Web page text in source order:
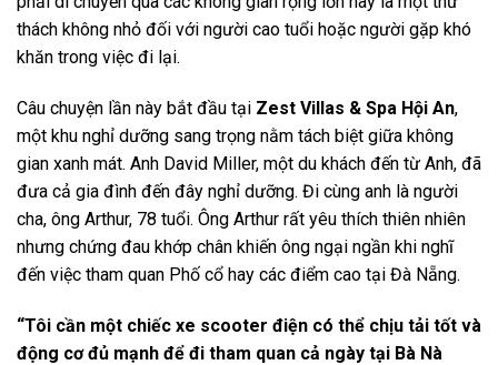
thách không nhỏ đối với người cao tuổi hoặc người gặp khó
khăn trong việc đi lại.
Câu chuyện lần này bắt đầu tại Zest Villas & Spa Hội An,
một khu nghỉ dưỡng sang trọng nằm tách biệt giữa không
gian xanh mát. Anh David Miller, một du khách đến từ Anh, đã
đưa cả gia đình đến đây nghỉ dưỡng. Đi cùng anh là người
cha, ông Arthur, 78 tuổi. Ông Arthur rất yêu thích thiên nhiên
nhưng chứng đau khớp chân khiến ông ngại ngần khi nghĩ
đến việc tham quan Phố cổ hay các điểm cao tại Đà Nẵng.
“Tôi cần một chiếc xe scooter điện có thể chịu tải tốt và
động cơ đủ mạnh để đi tham quan cả ngày tại Bà Nà